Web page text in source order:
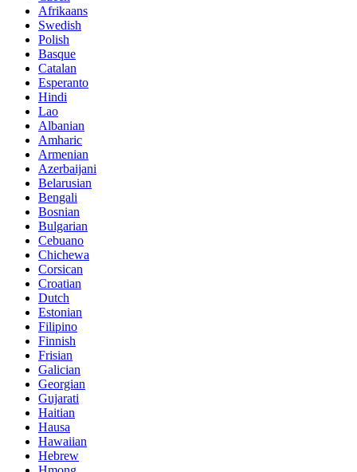
Afrikaans
Swedish
Polish
Basque
Catalan
Esperanto
Hindi
Lao
Albanian
Amharic
Armenian
Azerbaijani
Belarusian
Bengali
Bosnian
Bulgarian
Cebuano
Chichewa
Corsican
Croatian
Dutch
Estonian
Filipino
Finnish
Frisian
Galician
Georgian
Gujarati
Haitian
Hausa
Hawaiian
Hebrew